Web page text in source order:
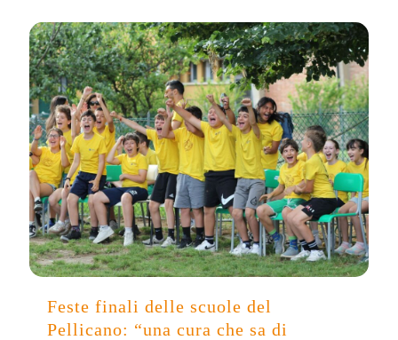
Feste finali delle scuole del
Pellicano: “una cura che sa di